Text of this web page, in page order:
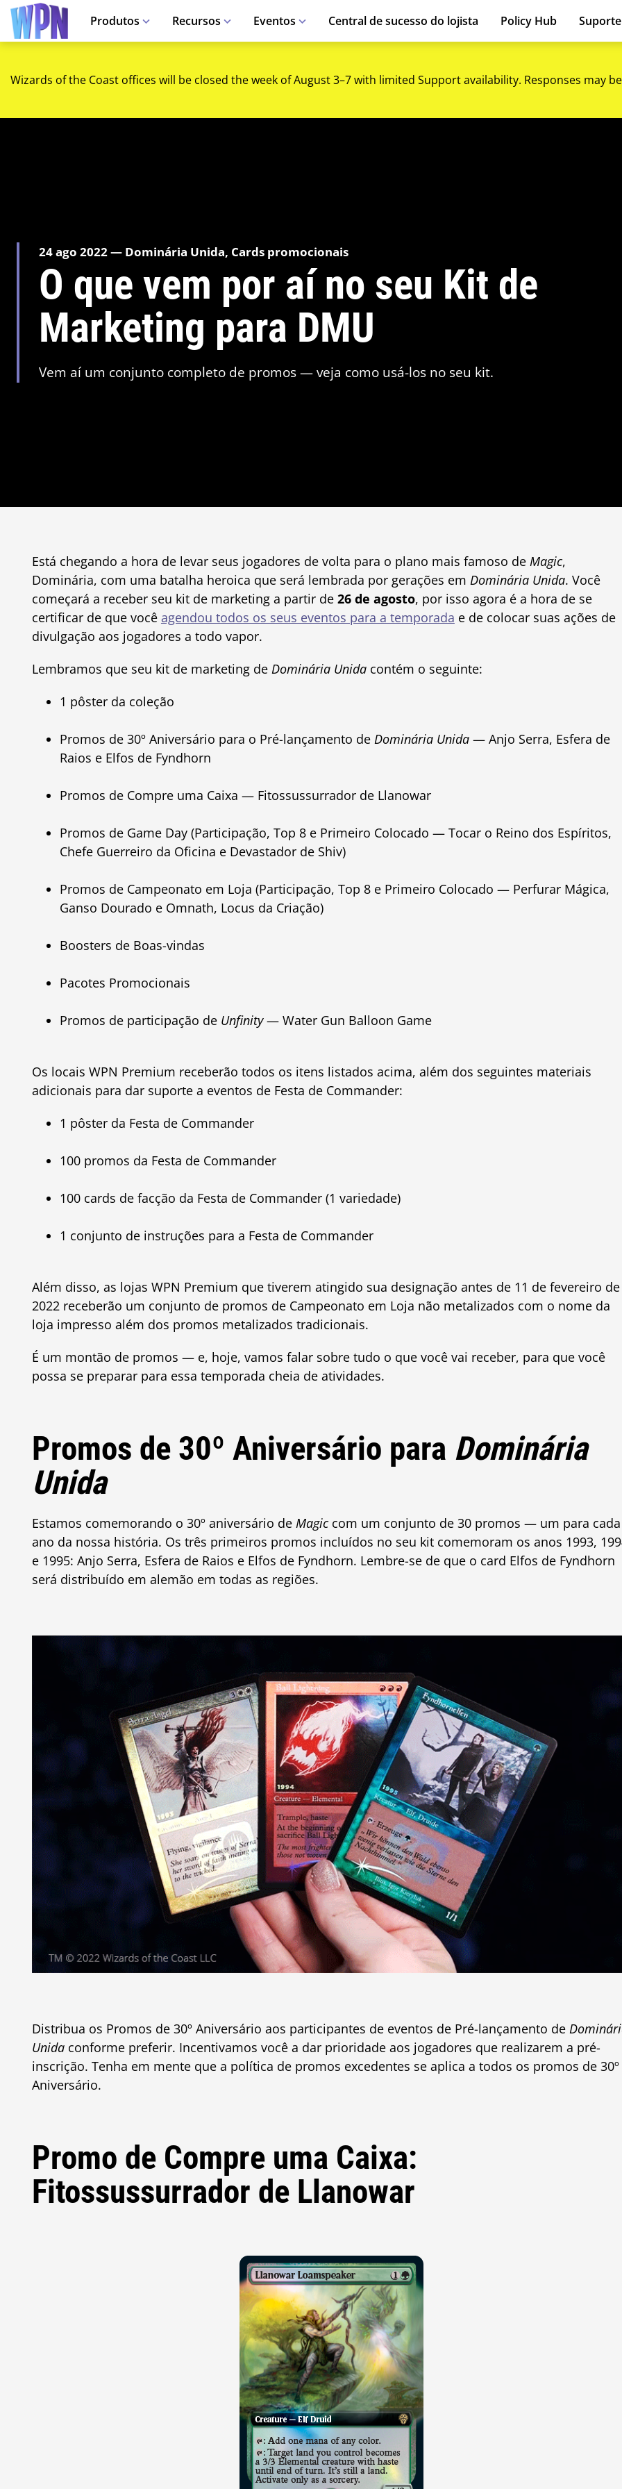
Produtos Recursos Eventos Central de sucesso do lojista Policy Hub
Wizards of the Coast offices will be closed the week of August 3–7 with limited Support availability. Responses may
24 ago 2022 — Dominária Unida, Cards promocionais
O que vem por aí no seu Kit de
Marketing para DMU
Vem aí um conjunto completo de promos — veja como usá-los no seu kit.
Está chegando a hora de levar seus jogadores de volta para o plano mais famoso de Magic,
Dominária, com uma batalha heroica que será lembrada por gerações em Dominária Unida. Você
começará a receber seu kit de marketing a partir de 26 de agosto, por isso agora é a hora de se
certificar de que você agendou todos os seus eventos para a temporada e de colocar suas ações de
divulgação aos jogadores a todo vapor.
Lembramos que seu kit de marketing de Dominária Unidacontém o seguinte:
1 pôster da coleção
Promos de 30º Aniversário para o Pré-lançamento de Dominária Unida— Anjo Serra, Esfera de
Raios e Elfos de Fyndhorn
Promos de Compre uma Caixa — Fitossussurrador de Llanowar
Promos de Game Day (Participação, Top 8 e Primeiro Colocado — Tocar o Reino dos Espíritos,
Chefe Guerreiro da Oficina e Devastador de Shiv)
Promos de Campeonato em Loja (Participação, Top 8 e Primeiro Colocado — Perfurar Mágica,
Ganso Dourado e Omnath, Locus da Criação)
Boosters de Boas-vindas
Pacotes Promocionais
Promos de participação de Unfinity— Water Gun Balloon Game
Os locais WPN Premium receberão todos os itens listados acima, além dos seguintes materiais
adicionais para dar suporte a eventos de Festa de Commander:
1 pôster da Festa de Commander
100 promos da Festa de Commander
100 cards de facção da Festa de Commander (1 variedade)
1 conjunto de instruções para a Festa de Commander
Além disso, as lojas WPN Premium que tiverem atingido sua designação antes de 11 de fevereiro de
2022 receberão um conjunto de promos de Campeonato em Loja não metalizados com o nome da
loja impresso além dos promos metalizados tradicionais.
É um montão de promos — e, hoje, vamos falar sobre tudo o que você vai receber, para que você
possa se preparar para essa temporada cheia de atividades.
Promos de 30º Aniversário para Dominária
Unida
Estamos comemorando o 30º aniversário de Magiccom um conjunto de 30 promos — um para cada
ano da nossa história. Os três primeiros promos incluídos no seu kit comemoram os anos 1993,
e 1995: Anjo Serra, Esfera de Raios e Elfos de Fyndhorn. Lembre-se de que o card Elfos de Fyndhorn
será distribuído em alemão em todas as regiões.
Distribua os Promos de 30º Aniversário aos participantes de eventos de Pré-lançamento de
Unidaconforme preferir. Incentivamos você a dar prioridade aos jogadores que realizarem a pré-
inscrição. Tenha em mente que a política de promos excedentes se aplica a todos os promos de 30º
Aniversário.
Promo de Compre uma Caixa:
Fitossussurrador de Llanowar